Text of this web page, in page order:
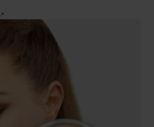
.